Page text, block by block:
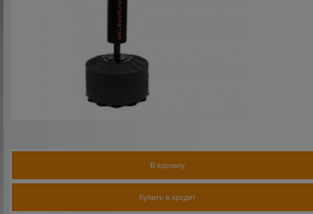
В корзину
Купить в кредит